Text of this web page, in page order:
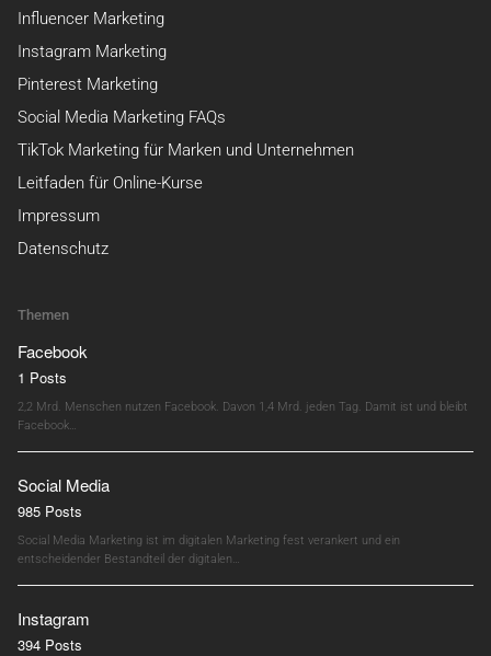
Influencer Marketing
Instagram Marketing
Pinterest Marketing
Social Media Marketing FAQs
TikTok Marketing für Marken und Unternehmen
Leitfaden für Online-Kurse
Impressum
Datenschutz
Themen
Facebook
1 Posts
2,2 Mrd. Menschen nutzen Facebook. Davon 1,4 Mrd. jeden Tag. Damit ist und bleibt
Facebook…
Social Media
985 Posts
Social Media Marketing ist im digitalen Marketing fest verankert und ein
entscheidender Bestandteil der digitalen…
Instagram
394 Posts